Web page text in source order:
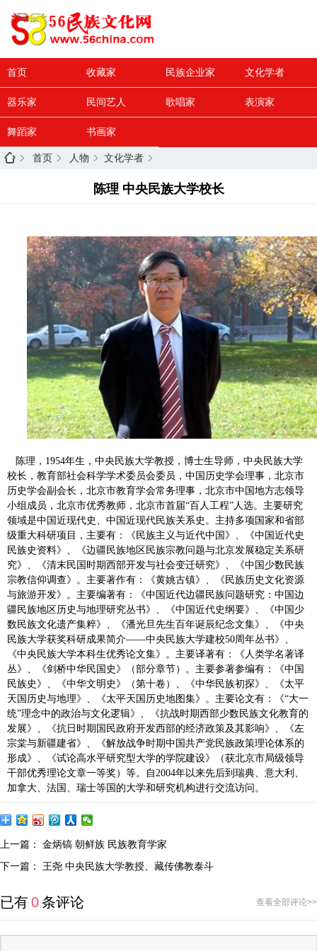
首页 收藏家 民族企业家 文化学者
器乐家 民间艺人 歌唱家 表演家
舞蹈家 书画家
首页 人物 文化学者
陈理 中央民族大学校长
陈理，1954年生，中央民族大学教授，博士生导师，中央民族大学
校长，教育部社会科学学术委员会委员，中国历史学会理事，北京市
历史学会副会长，北京市教育学会常务理事，北京市中国地方志领导
小组成员，北京市优秀教师，北京市首届“百人工程”人选。主要研究
领域是中国近现代史、中国近现代民族关系史。主持多项国家和省部
级重大科研项目，主要有：《民族主义与近代中国》、《中国近代史
民族史资料》、《边疆民族地区民族宗教问题与北京发展稳定关系研
究》、《清末民国时期西部开发与社会变迁研究》、《中国少数民族
宗教信仰调查》。主要著作有：《黄姚古镇》、《民族历史文化资源
与旅游开发》。主要编著有：《中国近代边疆民族问题研究：中国边
疆民族地区历史与地理研究丛书》、《中国近代史纲要》、《中国少
数民族文化遗产集粹》、《潘光旦先生百年诞辰纪念文集》、《中央
民族大学获奖科研成果简介——中央民族大学建校50周年丛书》、
《中央民族大学本科生优秀论文集》。主要译著有：《人类学名著译
丛》、《剑桥中华民国史》（部分章节）。主要参著参编有：《中国
民族史》、《中华文明史》（第十卷）、《中华民族初探》、《太平
天国历史与地理》、《太平天国历史地图集》。主要论文有：《“大一
统”理念中的政治与文化逻辑》、《抗战时期西部少数民族文化教育的
发展》、《抗日时期国民政府开发西部的经济政策及其影响》、《左
宗棠与新疆建省》、《解放战争时期中国共产党民族政策理论体系的
形成》、《试论高水平研究型大学的学院建设》（获北京市局级领导
干部优秀理论文章一等奖）等。自2004年以来先后到瑞典、意大利、
加拿大、法国、瑞士等国的大学和研究机构进行交流访问。
上一篇： 金炳镐 朝鲜族 民族教育学家
下一篇： 王尧 中央民族大学教授、藏传佛教泰斗
已有0条评论 查看全部评论>>